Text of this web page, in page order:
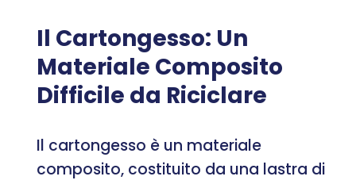
Il Cartongesso: Un
Materiale Composito
Difficile da Riciclare
Il cartongesso è un materiale
composito, costituito da una lastra di